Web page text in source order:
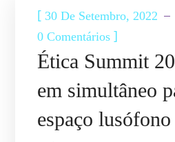
[ 30 De Setembro, 2022
0 Comentários ]
Ética Summit
em simultâneo
espaço